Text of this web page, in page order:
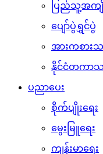
ပြည်သူ့အကျို
ပျော်ပွဲရွှင်ပွဲ
အားကစား
နိုင်ငံတကာ
ပညာပေး
စိုက်ပျိုးရေး
မွေးမြူရေး
ကျန်းမာရေး